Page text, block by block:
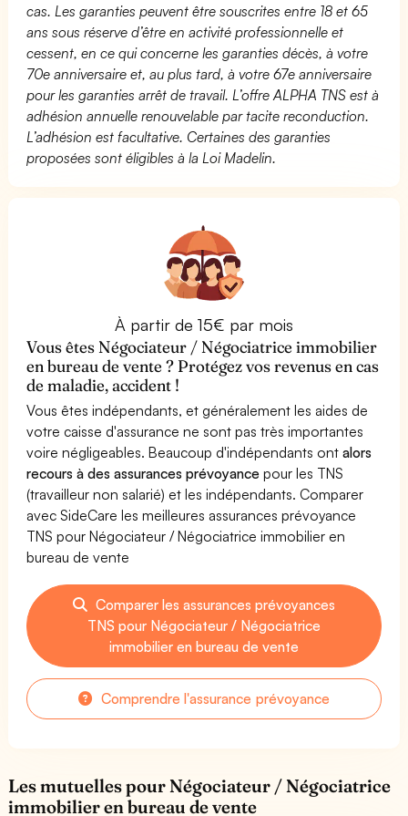
cas. Les garanties peuvent être souscrites entre 18 et 65
ans sous réserve d’être en activité professionnelle et
cessent, en ce qui concerne les garanties décès, à votre
70e anniversaire et, au plus tard, à votre 67e anniversaire
pour les garanties arrêt de travail. L’offre ALPHA TNS est à
adhésion annuelle renouvelable par tacite reconduction.
L’adhésion est facultative. Certaines des garanties
proposées sont éligibles à la Loi Madelin.
À partir de 15€ par mois
Vous êtes Négociateur / Négociatrice immobilier
en bureau de vente ? Protégez vos revenus en cas
de maladie, accident !
Vous êtes indépendants, et généralement les aides de
votre caisse d'assurance ne sont pas très importantes
voire négligeables. Beaucoup d'indépendants ontalors
recours à des assurances prévoyance pour les TNS
(travailleur non salarié) et les indépendants. Comparer
avec SideCare les meilleures assurances prévoyance
TNS pour Négociateur / Négociatrice immobilier en
bureau de vente
Comparer les assurances prévoyances
TNS pour Négociateur / Négociatrice
immobilier en bureau de vente
Comprendre l'assurance prévoyance
Les mutuelles pour Négociateur / Négociatrice
immobilier en bureau de vente